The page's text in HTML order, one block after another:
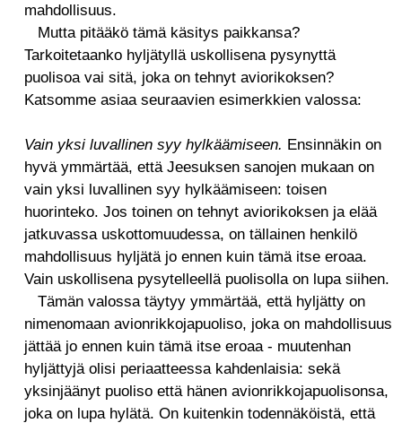
mahdollisuus.
Mutta pitääkö tämä käsitys paikkansa?
Tarkoitetaanko hyljätyllä uskollisena pysynyttä
puolisoa vai sitä, joka on tehnyt aviorikoksen?
Katsomme asiaa seuraavien esimerkkien valossa:
Vain yksi luvallinen syy hylkäämiseen. Ensinnäkin on
hyvä ymmärtää, että Jeesuksen sanojen mukaan on
vain yksi luvallinen syy hylkäämiseen: toisen
huorinteko. Jos toinen on tehnyt aviorikoksen ja elää
jatkuvassa uskottomuudessa, on tällainen henkilö
mahdollisuus hyljätä jo ennen kuin tämä itse eroaa.
Vain uskollisena pysytelleellä puolisolla on lupa siihen.
Tämän valossa täytyy ymmärtää, että hyljätty on
nimenomaan avionrikkojapuoliso, joka on mahdollisuus
jättää jo ennen kuin tämä itse eroaa - muutenhan
hyljättyjä olisi periaatteessa kahdenlaisia: sekä
yksinjäänyt puoliso että hänen avionrikkojapuolisonsa,
joka on lupa hylätä. On kuitenkin todennäköistä, että